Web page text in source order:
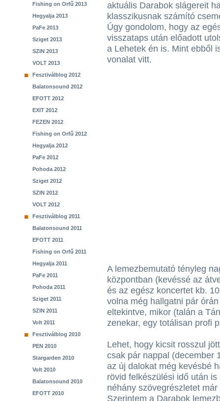
Fishing on Orfű 2013
Hegyalja 2013
PaFe 2013
Sziget 2013
SZIN 2013
VOLT 2013
Fesztiválblog 2012
Balatonsound 2012
EFOTT 2012
EXIT 2012
FEZEN 2012
Fishing on Orfű 2012
Hegyalja 2012
PaFe 2012
Pohoda 2012
Sziget 2012
SZIN 2012
VOLT 2012
Fesztiválblog 2011
Balatonsound 2011
EFOTT 2011
Fishing on Orfű 2011
Hegyalja 2011
PaFe 2011
Pohoda 2011
Sziget 2011
SZIN 2011
Volt 2011
Fesztiválblog 2010
PEN 2010
Stargarden 2010
Volt 2010
Balatonsound 2010
EFOTT 2010
aktuális Darabok slágereit
klasszikusnak számító
Úgy gondolom, hogy az
visszataps után előadott
a Lehetek én is. Mint ebből
vonalat vitt.
A lemezbemutató tényleg
központban (kevéssé az
és az egész koncertet kb.
volna még hallgatni pár
eltekintve, mikor (talán a
zenekar, egy totálisan profi
Lehet, hogy kicsit rosszul
csak pár nappal (december
az új dalokat még kevésbé
rövid felkészülési idő után
néhány szövegrészletet
Szerintem a Darabok